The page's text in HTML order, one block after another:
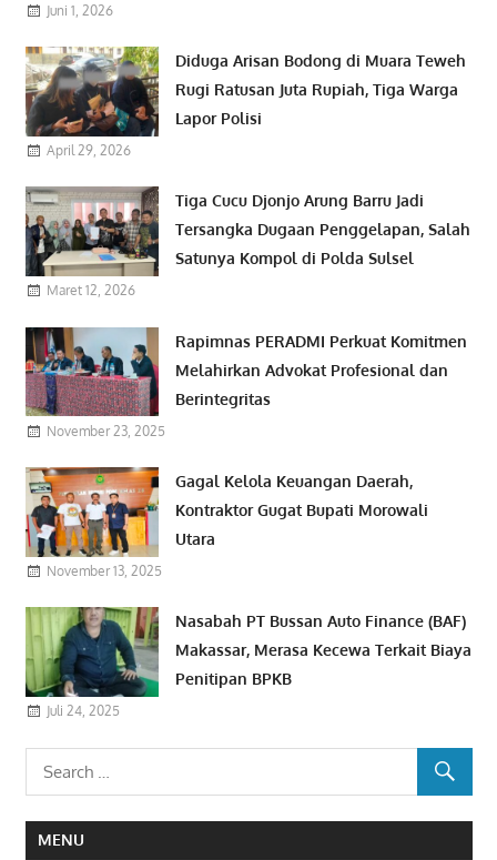
Juni 1, 2026
Diduga Arisan Bodong di Muara Teweh
Rugi Ratusan Juta Rupiah, Tiga Warga
Lapor Polisi
April 29, 2026
Tiga Cucu Djonjo Arung Barru Jadi
Tersangka Dugaan Penggelapan, Salah
Satunya Kompol di Polda Sulsel
Maret 12, 2026
Rapimnas PERADMI Perkuat Komitmen
Melahirkan Advokat Profesional dan
Berintegritas
November 23, 2025
Gagal Kelola Keuangan Daerah,
Kontraktor Gugat Bupati Morowali
Utara
November 13, 2025
Nasabah PT Bussan Auto Finance (BAF)
Makassar, Merasa Kecewa Terkait Biaya
Penitipan BPKB
Juli 24, 2025
MENU